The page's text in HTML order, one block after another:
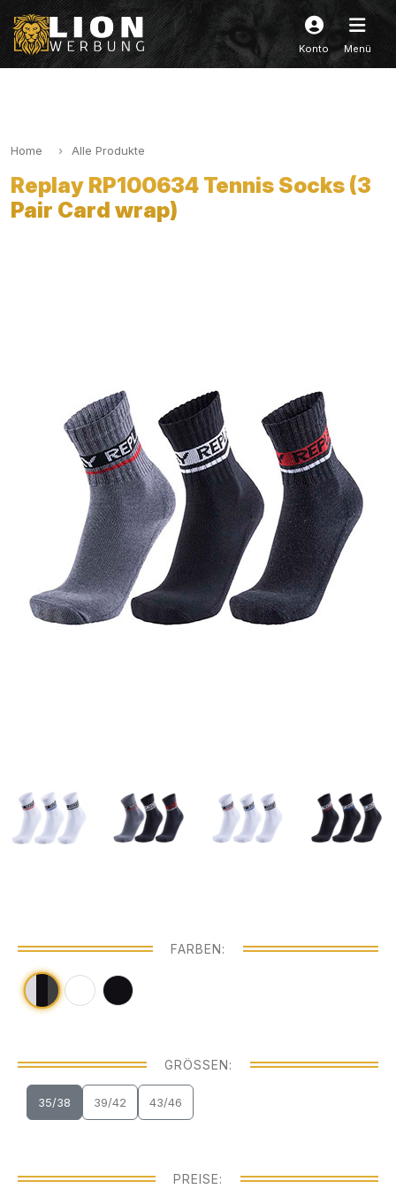
Konto Menü
Home Alle Produkte
Replay RP100634 Tennis Socks (3
Pair Card wrap)
FARBEN:
GRÖSSEN:
35/38 39/42 43/46
PREISE: